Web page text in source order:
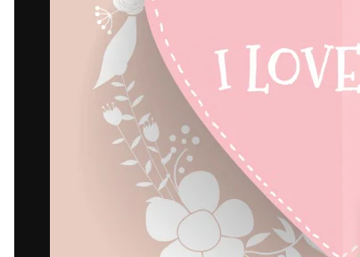
Copyright © 2010- 2026 Freepik Company S.L.U.